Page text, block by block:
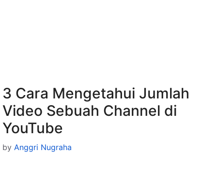
3 Cara Mengetahui Jumlah
Video Sebuah Channel di
YouTube
by Anggri Nugraha